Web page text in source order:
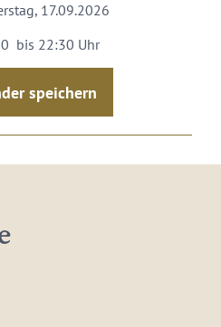
17.09.2026
bis 22:30 Uhr
speichern